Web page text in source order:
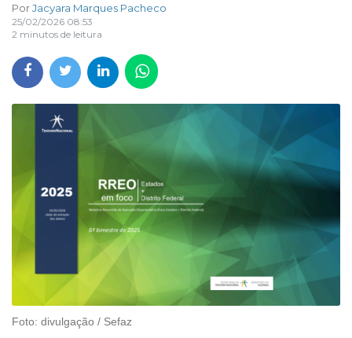
PorJacyara Marques Pacheco
25/02/2026 08:53
2 minutos de leitura
Foto: divulgação / Sefaz